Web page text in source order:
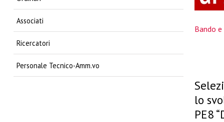
Bando
lo
PE8
Associati
Ricercatori
Personale Tecnico-Amm.vo